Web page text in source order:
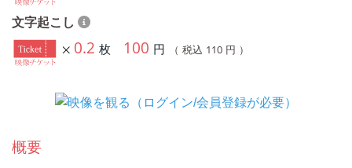
文字起こし
0.2 枚 100 円 （ 税込 110 円 ）
概要